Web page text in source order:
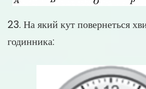
23. На який кут повернеться
годинника: